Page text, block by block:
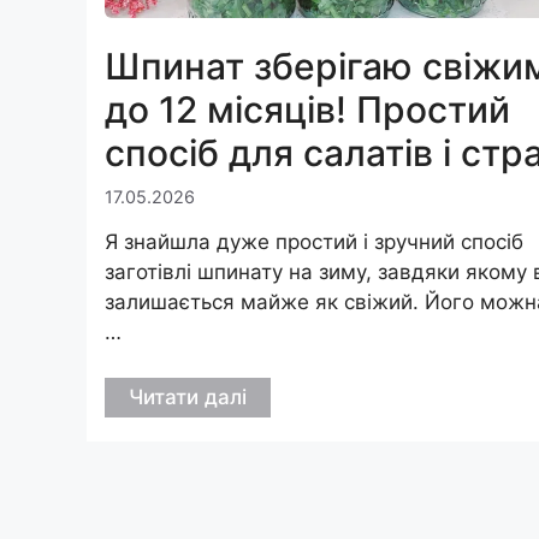
Шпинат зберігаю
до 12 місяців! Простий
спосіб для салатів і
17.05.2026
Я знайшла дуже простий і зручний спосіб
заготівлі шпинату на зиму, завдяки якому
залишається майже як свіжий. Його
…
Читати далі